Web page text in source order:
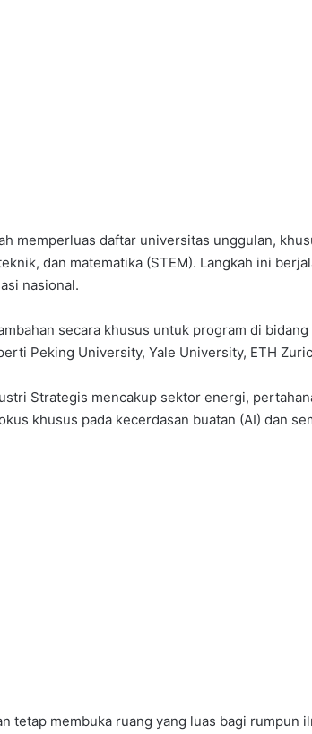
memperluas daftar universitas unggulan,
dan matematika (STEM). Langkah ini
nasional.
secara khusus untuk program di
Peking University, Yale University, ETH
Strategis mencakup sektor energi,
khusus pada kecerdasan buatan (AI) dan
tetap membuka ruang yang luas bagi rumpun